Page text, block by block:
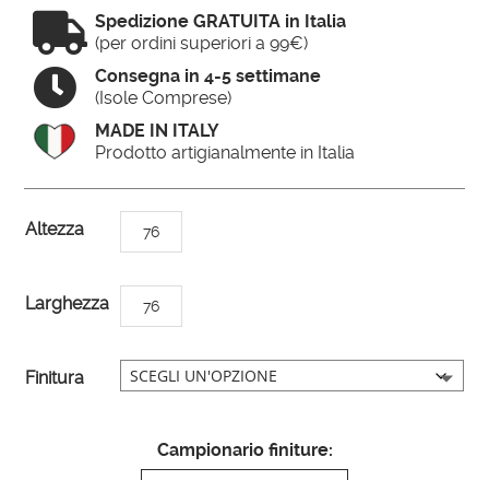
 Spedizione GRATUITA in Italia
(per ordini superiori a 99€)

Consegna in 4-5 settimane
(Isole Comprese)
MADE IN ITALY
Prodotto artigianalmente in Italia
Altezza 76
Larghezza 76
Finitura
Campionario finiture:
A
e
n